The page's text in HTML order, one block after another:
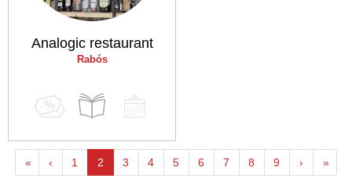
Analogic restaurant
Rabós
« ‹ 1 2 3 4 5 6 7 8 9 › »